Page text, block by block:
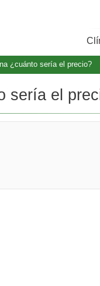
¿cuánto sería el precio?
sería el